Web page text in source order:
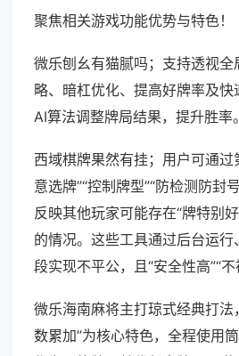
聚焦相关游戏功能优势与特色！
微乐刨幺有猫腻吗；支持透视全
略、暗杠优化、提高好牌率及
AI算法调整牌局结果，提升胜率。
西域棋牌果然有挂；用户可通过
意选牌”“控制牌型”“防检测防封
反映其他玩家可能存在“牌特别
的情况。这些工具通过后台运
段实现不平公，且“安全性高”“不
微乐海南麻将主打琼式经典打法
数累加”为核心特色，全程使用